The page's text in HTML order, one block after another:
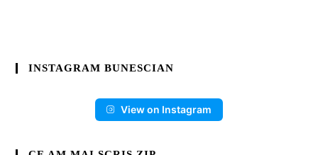
INSTAGRAM BUNESCIAN
View on Instagram